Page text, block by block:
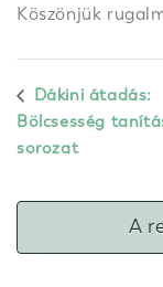
Köszönjük
Dákini átadás:
Bölcsesség
sorozat
A